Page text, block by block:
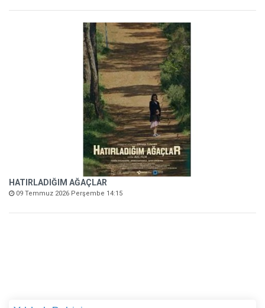
HATIRLADIĞIM AĞAÇLAR
09 Temmuz 2026 Perşembe 14:15